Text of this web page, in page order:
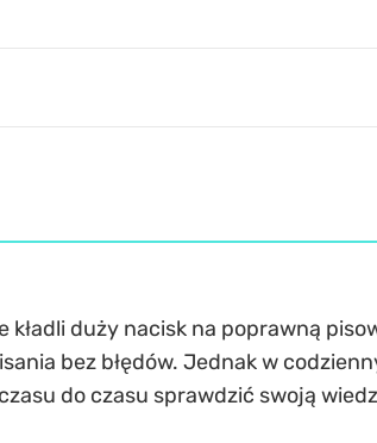
duży nacisk na poprawną
bez błędów. Jednak w
do czasu sprawdzić swoją